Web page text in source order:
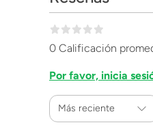
0 Calificación
Por favor, inicia
Más reciente